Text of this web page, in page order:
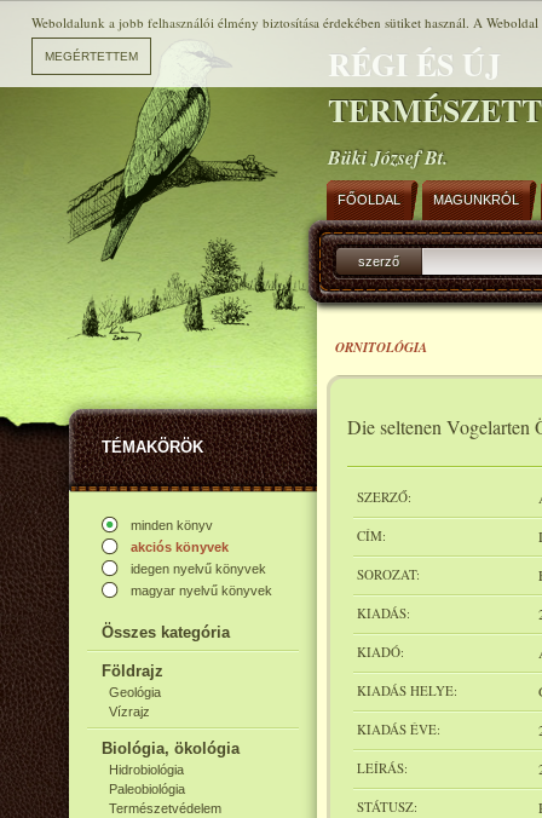
RÉGI ÉS ÚJ
Büki József Bt.
TÉMAKÖRÖK
minden könyv
akciós könyvek
idegen nyelvű könyvek
magyar nyelvű könyvek
Összes kategória
Földrajz
Geológia
Vízrajz
Biológia, ökológia
Hidrobiológia
Paleobiológia
Természetvédelem
FŐOLDAL MAGUNKRÓL
szerző
ORNITOLÓGIA
Die seltenen Vogelarten
SZERZŐ:
CÍM:
SOROZAT:
KIADÁS:
KIADÓ:
KIADÁS HELYE:
KIADÁS ÉVE:
LEÍRÁS:
STÁTUSZ:
Weboldalunk a jobb felhasználói élmény biztosítása érdekében sütiket használ. A